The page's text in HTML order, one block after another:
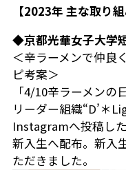
【2023年 主な取り組
◆京都光華女子大学
＜辛ラーメンで仲
ピ考案＞
「4/10辛ラーメン
リーダー組織“D’＊
Instagramへ投稿し
新入生へ配布。新入
ただきました。